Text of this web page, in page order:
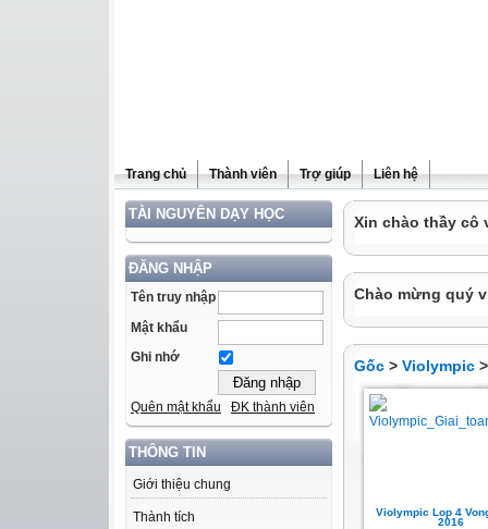
Trang chủ Thành viên Trợ giúp Liên hệ
TÀI NGUYÊN DẠY HỌC
ĐĂNG NHẬP
Tên truy nhập
Mật khẩu
Ghi nhớ
Quên mật khẩu ĐK thành viên
THÔNG TIN
Giới thiệu chung
Thành tích
Xin chào thầy cô
Chào mừng quý
Gốc > Violympic
Violympic Lop 4
2016